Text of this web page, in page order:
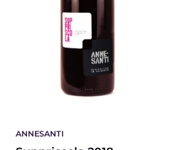
ANNESANTI